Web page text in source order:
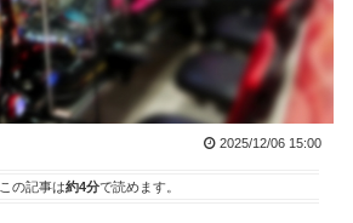
2025/12/06 15:00
この記事は約4分で読めます。